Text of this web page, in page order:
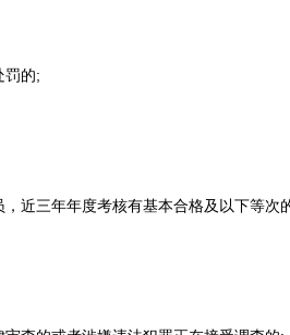
的;
三年年度考核有基本合格及以下等次